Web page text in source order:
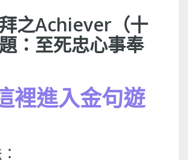
之Achiever（十
：至死忠心事奉
裡進入金句遊